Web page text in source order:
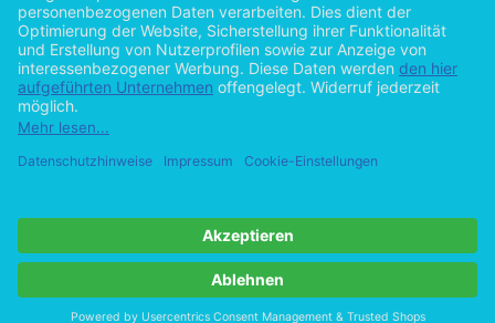
besonderer Berücksichtigung der EU-
Ratingverordnung
vonAnna-Sabina Franke (Autor:in) 2012
©2011
Impressum
Zur Desktop-Version
Copyright ©Imprint in der Bedey & Thoms Media GmbH
byOpen Publishing